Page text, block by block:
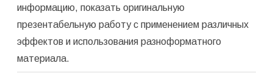
информацию, показать оригинальную
презентабельную работу с применением различных
эффектов и использования разноформатного
материала.